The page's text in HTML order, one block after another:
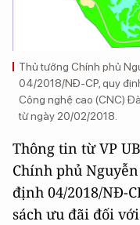
Thủ tướng Chính phủ
04/2018/NĐ-CP, quy
Công nghệ cao (CNC)
từ ngày 20/02/2018.
Thông tin từ VP
Chính phủ
định 04/2018/NĐ-
sách ưu đãi đối